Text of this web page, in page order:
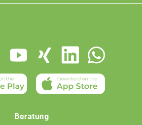
Beratung